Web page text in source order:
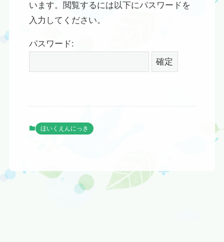
います。閲覧するには以下にパスワードを
入力してください。
パスワード:
ほいくえんにっき